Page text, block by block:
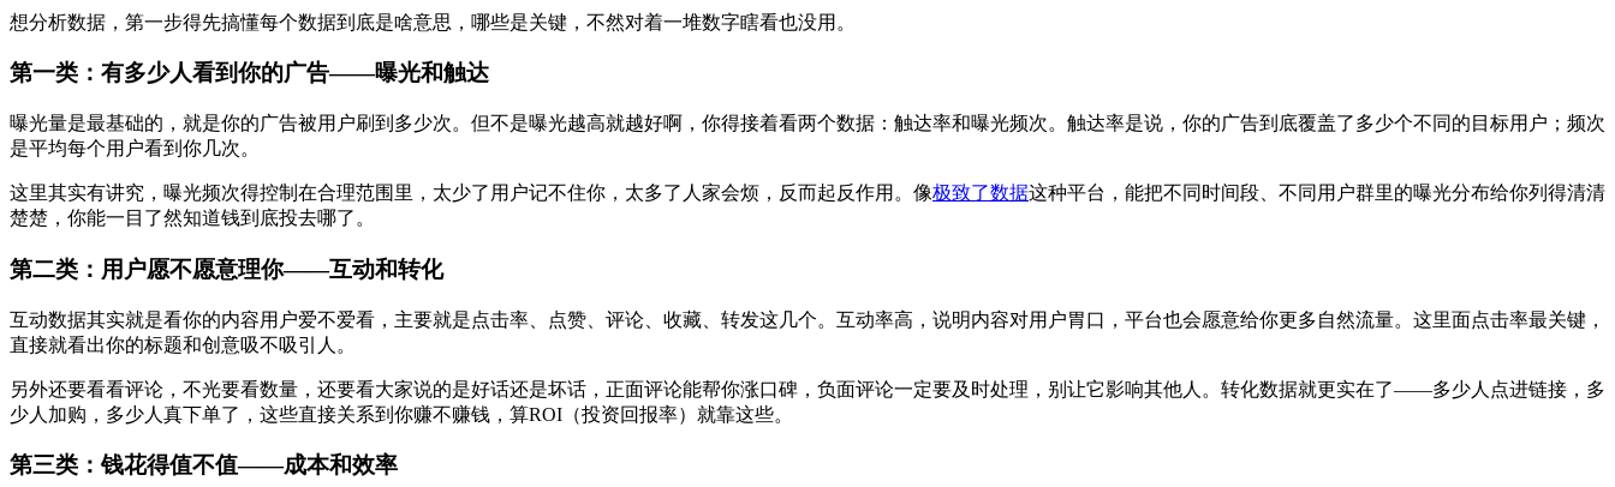
想分析数据，第一步得先搞懂每个数据到底是啥意思，哪些是关键，不然对着一堆数字瞎看也没用。
第一类：有多少人看到你的广告——曝光和触达
曝光量是最基础的，就是你的广告被用户刷到多少次。但不是曝光越高就越好啊，你得接着看两个数据：触达率和曝光频次。触达率是说，你的广告到底覆盖了多少个不同的目标用户；频次
是平均每个用户看到你几次。
这里其实有讲究，曝光频次得控制在合理范围里，太少了用户记不住你，太多了人家会烦，反而起反作用。像极致了数据这种平台，能把不同时间段、不同用户群里的曝光分布给你列得清清
楚楚，你能一目了然知道钱到底投去哪了。
第二类：用户愿不愿意理你——互动和转化
互动数据其实就是看你的内容用户爱不爱看，主要就是点击率、点赞、评论、收藏、转发这几个。互动率高，说明内容对用户胃口，平台也会愿意给你更多自然流量。这里面点击率最关键，
直接就看出你的标题和创意吸不吸引人。
另外还要看看评论，不光要看数量，还要看大家说的是好话还是坏话，正面评论能帮你涨口碑，负面评论一定要及时处理，别让它影响其他人。转化数据就更实在了——多少人点进链接，多
少人加购，多少人真下单了，这些直接关系到你赚不赚钱，算ROI（投资回报率）就靠这些。
第三类：钱花得值不值——成本和效率